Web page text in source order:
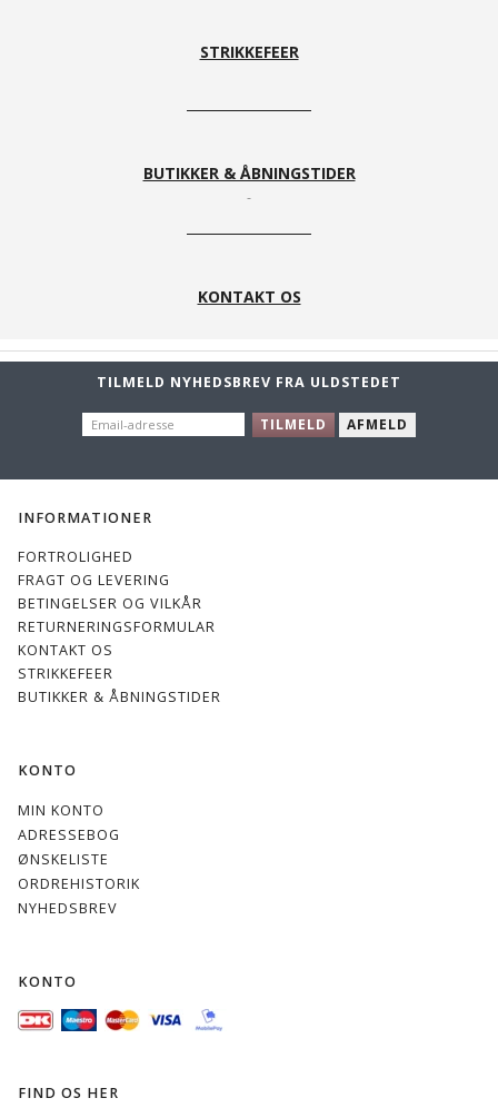
STRIKKEFEER
BUTIKKER & ÅBNINGSTIDER
KONTAKT OS
TILMELD NYHEDSBREV FRA ULDSTEDET
EMAIL-
ADRESSE
TILMELD AFMELD
INFORMATIONER
FORTROLIGHED
FRAGT OG LEVERING
BETINGELSER OG VILKÅR
RETURNERINGSFORMULAR
KONTAKT OS
STRIKKEFEER
BUTIKKER & ÅBNINGSTIDER
KONTO
MIN KONTO
ADRESSEBOG
ØNSKELISTE
ORDREHISTORIK
NYHEDSBREV
KONTO
FIND OS HER